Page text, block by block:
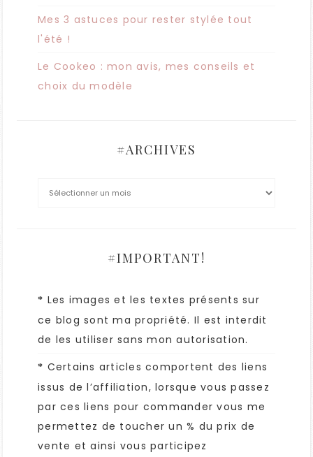
Mes 3 astuces pour rester stylée tout
l'été !
Le Cookeo : mon avis, mes conseils et
choix du modèle
#ARCHIVES
#IMPORTANT!
* Les images et les textes présents sur
ce blog sont ma propriété. Il est interdit
de les utiliser sans mon autorisation.
* Certains articles comportent des liens
issus de l’affiliation, lorsque vous passez
par ces liens pour commander vous me
permettez de toucher un % du prix de
vente et ainsi vous participez